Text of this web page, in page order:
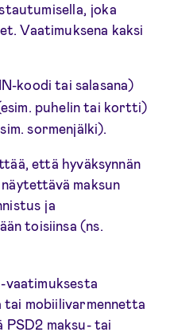
joka
Vaatimuksena kaksi
koodi tai salasana)
puhelin tai kortti)
sormenjälki).
että hyväksynnän
maksun
ja
toisiinsa (ns.
vaatimuksesta
mobiilivarmennetta
maksu- tai